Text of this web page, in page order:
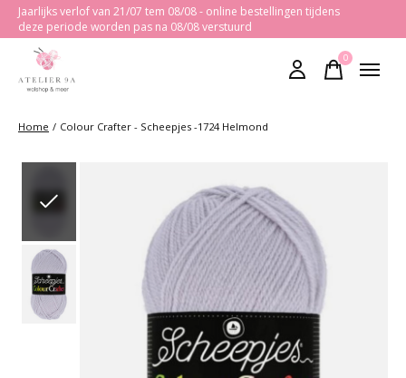
Jaarlijks verlof van 21/07 tem 08/08 - online bestellingen tijdens
deze periode worden pas na 08/08 verstuurd
0items
Home / Colour Crafter - Scheepjes -1724 Helmond